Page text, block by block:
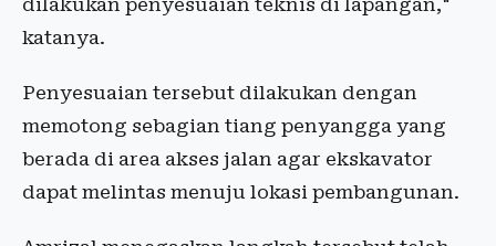
dilakukan penyesuaian teknis di lapangan,"
katanya.
Penyesuaian tersebut dilakukan dengan
memotong sebagian tiang penyangga yang
berada di area akses jalan agar ekskavator
dapat melintas menuju lokasi pembangunan.